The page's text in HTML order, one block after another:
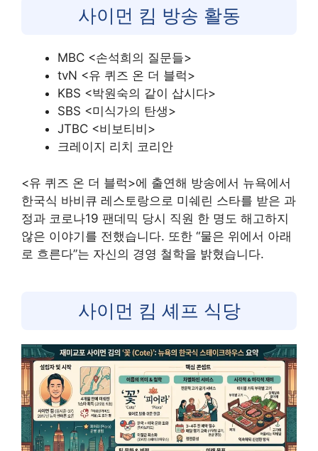
사이먼 킴 방송 활동
MBC <손석희의 질문들>
tvN <유 퀴즈 온 더 블럭>
KBS <박원숙의 같이 삽시다>
SBS <미식가의 탄생>
JTBC <비보티비>
크레이지 리치 코리안
<유 퀴즈 온 더 블럭>에 출연해 방송에서 뉴욕에서
한국식 바비큐 레스토랑으로 미쉐린 스타를 받은 과
정과 코로나19 팬데믹 당시 직원 한 명도 해고하지
않은 이야기를 전했습니다. 또한 “물은 위에서 아래
로 흐른다”는 자신의 경영 철학을 밝혔습니다.
사이먼 킴 셰프 식당